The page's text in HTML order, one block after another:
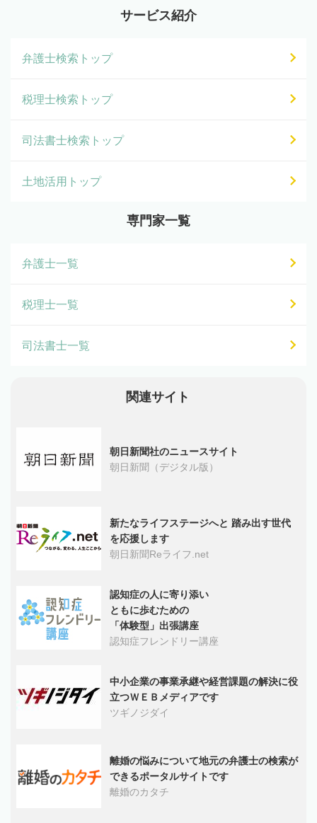
サービス紹介
弁護士検索トップ
税理士検索トップ
司法書士検索トップ
土地活用トップ
専門家一覧
弁護士一覧
税理士一覧
司法書士一覧
関連サイト
朝日新聞社のニュースサイト
朝日新聞（デジタル版）
新たなライフステージへと 踏み出す世代
を応援します
朝日新聞Reライフ.net
認知症の人に寄り添い
ともに歩むための
「体験型」出張講座
認知症フレンドリー講座
中小企業の事業承継や経営課題の解決に役
立つＷＥＢメディアです
ツギノジダイ
離婚の悩みについて地元の弁護士の検索が
できるポータルサイトです
離婚のカタチ